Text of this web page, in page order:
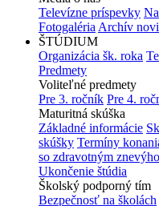
Televízne príspevky
Fotogaléria Archív
ŠTÚDIUM
Organizácia šk. roka
Predmety
Voliteľné predmety
Pre 3. ročník Pre 4.
Maturitná skúška
Základné informácie
skúšky Termíny
so zdravotným
Ukončenie štúdia
Školský podporný tím
Bezpečnosť na školách